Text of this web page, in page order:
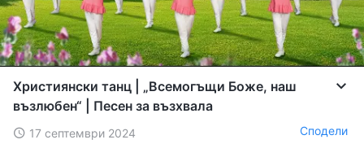
Християнски танц | „Всемогъщи Боже, наш
възлюбен“ | Песен за възхвала
17 септември 2024 Сподели